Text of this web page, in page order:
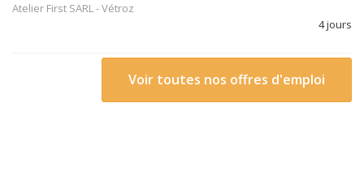
Atelier First SARL-Vétroz
4 jours
Voir toutes nos offres d'emploi